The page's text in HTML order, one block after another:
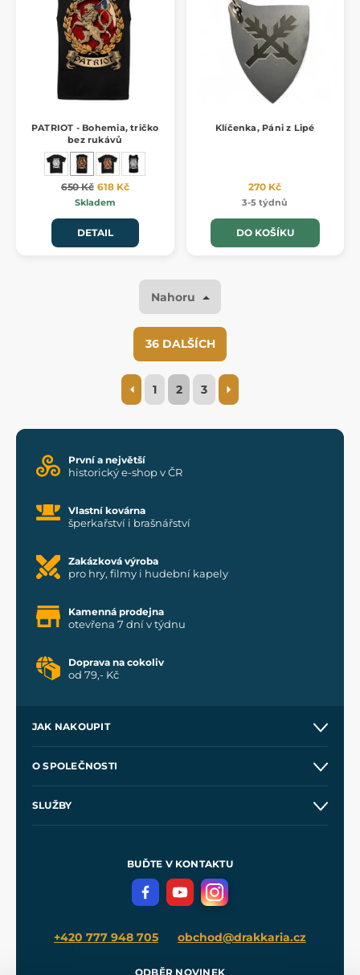
PATRIOT - Bohemia, tričko
bez rukávů
650 Kč 618 Kč
Skladem
DETAIL
Klíčenka, Páni z Lipé
270 Kč
3-5 týdnů
DO KOŠÍKU
Nahoru
36 DALŠÍCH
1 2 3
První a největší
historický e-shop v ČR
Vlastní kovárna
šperkařství i brašnářství
Zakázková výroba
pro hry, filmy i hudební kapely
Kamenná prodejna
otevřena 7 dní v týdnu
Doprava na cokoliv
od 79,- Kč
JAK NAKOUPIT
Velkoobchod
O SPOLEČNOSTI
SLUŽBY
Meče pro Kingdom Come
BUĎTE V KONTAKTU
+420 777 948 705 obchod@drakkaria.cz
ODBĚR NOVINEK